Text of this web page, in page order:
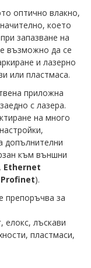
оптично влакно,
което
запазване на
възможно да се
и лазерно
или пластмаса.
приложна
с лазера.
на много
допълнителни
към външни
Ethernet
Profinet).
препоръчва за
елокс, лъскави
пластмаси,